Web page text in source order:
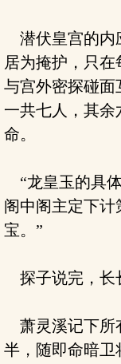
潜伏皇宫的内
居为掩护，只在
与宫外密探碰面
一共七人，其
命。
“龙皇玉的具
阁中阁主定下计
宝。”
探子说完，长
萧灵溪记下所
半，随即命暗卫